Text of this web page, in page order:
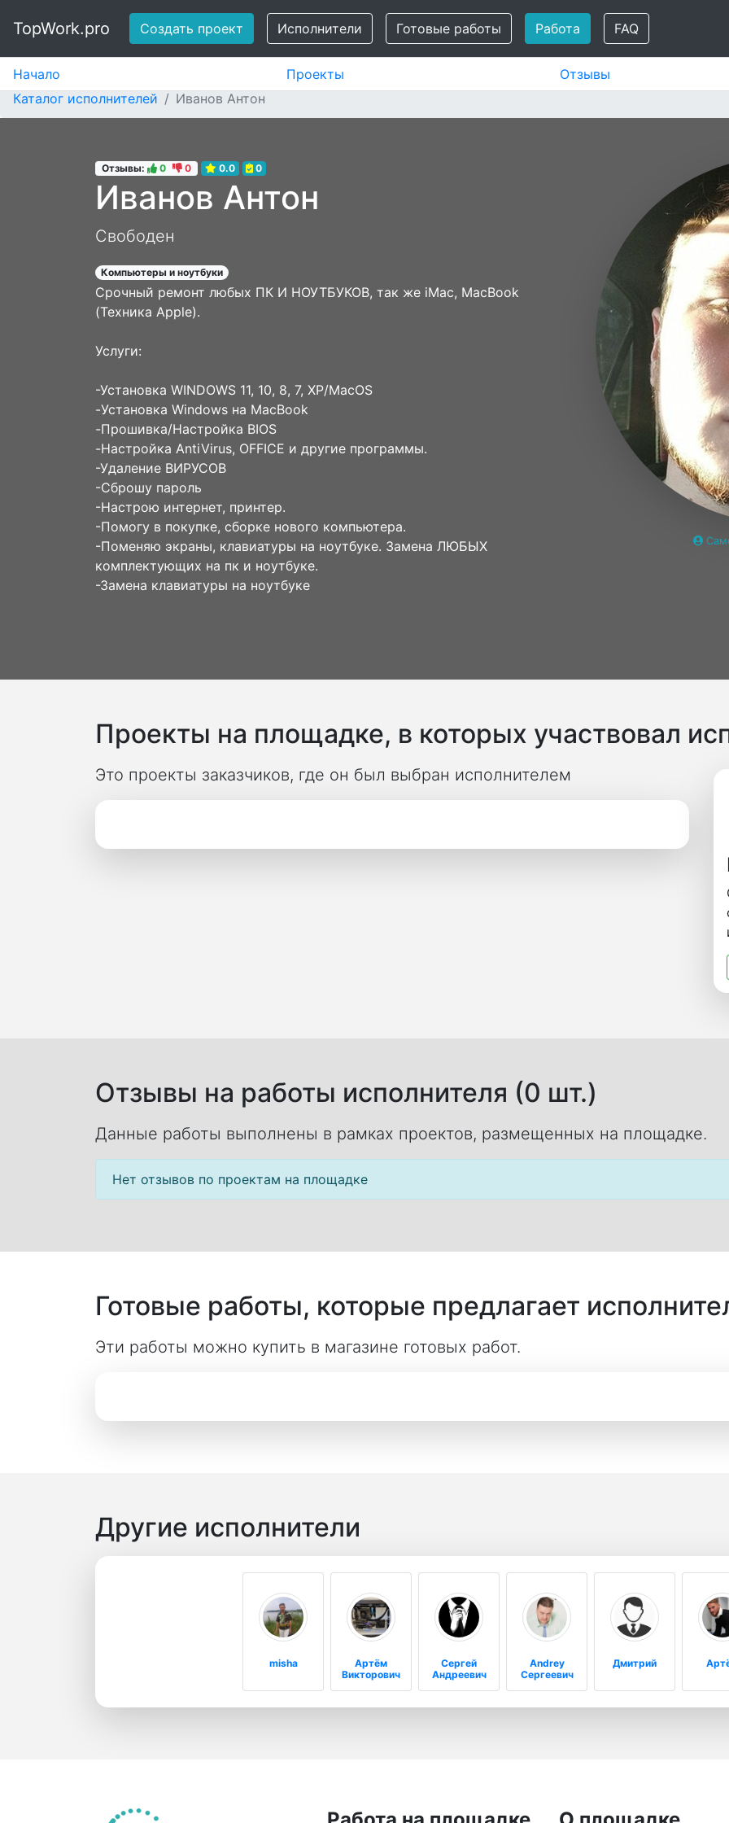
TopWork.pro Создать проект Исполнители Готовые работы Работа FAQ
Начало Проекты
Отзывы
Каталог исполнителей
Иванов Антон
Отзывы: 0 0 0.0 0
Иванов Антон
Свободен
Компьютеры и ноутбуки
Срочный ремонт любых ПК И НОУТБУКОВ, так же iMac, MacBook
(Техника Apple).
Услуги:
-Установка WINDOWS 11, 10, 8, 7, XP/MacOS
-Установка Windows на MacBook
-Прошивка/Настройка BIOS
-Настройка AntiVirus, OFFICE и другие программы.
-Удаление ВИРУСОВ
-Сброшу пароль
-Настрою интернет, принтер.
-Помогу в покупке, сборке нового компьютера.
-Поменяю экраны, клавиатуры на ноутбуке. Замена ЛЮБЫХ
комплектующих на пк и ноутбуке.
-Замена клавиатуры на ноутбуке
Проекты на площадке, в которых участвовал
Это проекты заказчиков, где он был выбран исполнителем
Отзывы на работы исполнителя (0 шт.)
Данные работы выполнены в рамках проектов, размещенных на площадке.
Нет отзывов по проектам на площадке
Готовые работы, которые предлагает
Эти работы можно купить в магазине готовых работ.
Другие исполнители
misha
Артём
Викторович
Сергей
Андреевич
Andrey
Сергеевич
Дмитрий